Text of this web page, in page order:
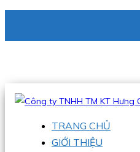
Hotline:0938 336 079
TRANG CHỦ
GIỚI THIỆU